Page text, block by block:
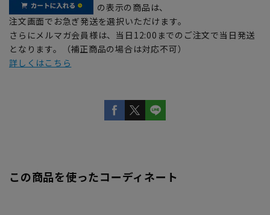
の表示の商品は、
注文画面でお急ぎ発送を選択いただけます。
さらにメルマガ会員様は、当日12:00までのご注文で当日発送
となります。（補正商品の場合は対応不可）
詳しくはこちら
この商品を使ったコーディネート